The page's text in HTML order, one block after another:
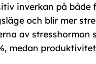
inverkan på både
och blir mer
av stresshormon
medan